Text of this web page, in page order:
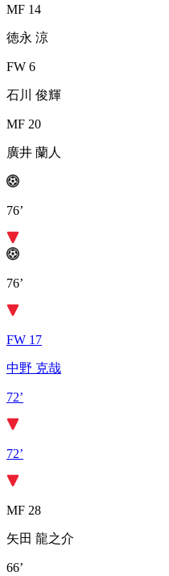
MF 14
徳永 涼
FW 6
石川 俊輝
MF 20
廣井 蘭人
76’
76’
FW 17
中野 克哉
72’
72’
MF 28
矢田 龍之介
66’